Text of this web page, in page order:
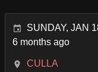
SUNDAY, JAN
6 months ago
CULLA